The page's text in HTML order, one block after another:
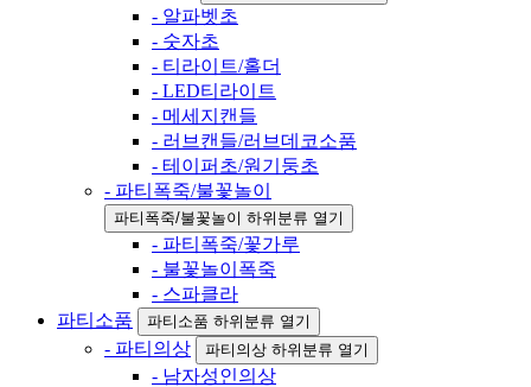
- 알파벳초
- 숫자초
- 티라이트/홀더
- LED티라이트
- 메세지캔들
- 러브캔들/러브데코소품
- 테이퍼초/원기둥초
- 파티폭죽/불꽃놀이
파티폭죽/불꽃놀이 하위분류 열기
- 파티폭죽/꽃가루
- 불꽃놀이폭죽
- 스파클라
파티소품
파티소품 하위분류 열기
- 파티의상 파티의상 하위분류 열기
- 남자성인의상